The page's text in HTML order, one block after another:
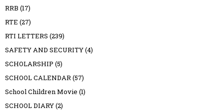
RRB (17)
RTE (27)
RTI LETTERS (239)
SAFETY AND SECURITY(4)
SCHOLARSHIP (5)
SCHOOL CALENDAR(57)
School Children Movie (1)
SCHOOL DIARY(2)